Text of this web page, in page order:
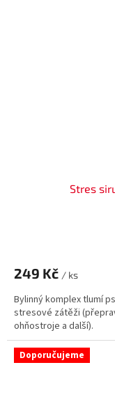
Stres
249 Kč / ks
Bylinný komplex tlumí
stresové zátěži
ohňostroje a další).
Doporučujeme